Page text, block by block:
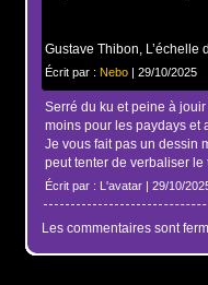
Gustave Thibon, L’échelle
Écrit par : Nebo| 29/10/2025
Serré du ku et peine à
moins pour les paydays et
Je vous fait pas un dessin
peut tenter de verbaliser le
Écrit par : L'avatar | 29/10/
Les commentaires sont